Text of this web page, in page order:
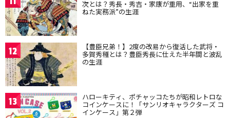
次とは？秀長・秀吉・家康が重用、“出家を重
ねた実務派”の生涯
12 【豊臣兄弟！】2度の改易から復活した武将・
多賀秀種とは？豊臣秀長に仕えた半年間と波乱
の生涯
13 ハローキティ、ポチャッコたちが昭和レトロな
コインケースに！「サンリオキャラクターズ コ
インケース」第２弾